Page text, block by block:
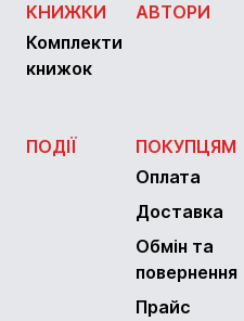
КНИЖКИ
Комплекти
книжок
АВТОРИ
ПОДІЇ
ПОКУПЦЯМ
Оплата
Доставка
Обмін та
повернення
Прайс